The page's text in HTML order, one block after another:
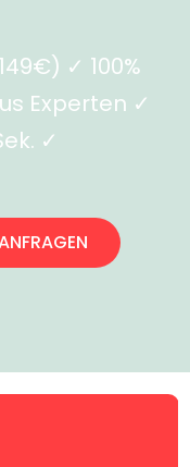
✓ 100%
Experten ✓
✓